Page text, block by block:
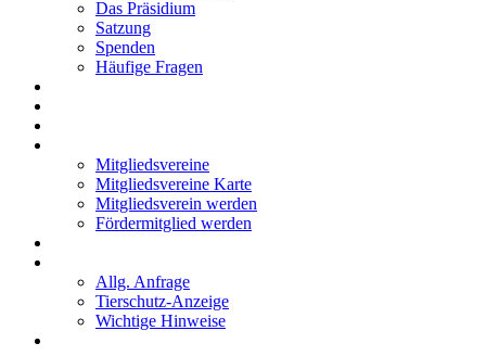
Das Präsidium
Satzung
Spenden
Häufige Fragen
Mitgliedsvereine
Mitgliedsvereine Karte
Mitgliedsverein werden
Fördermitglied werden
Allg. Anfrage
Tierschutz-Anzeige
Wichtige Hinweise